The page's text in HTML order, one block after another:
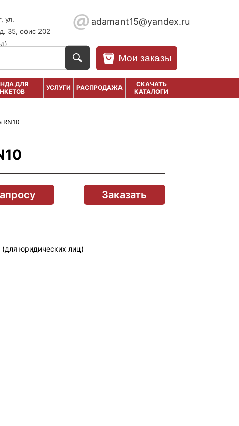
ул.
35, офис 202
adamant15@yandex.ru
Мои заказы
ДЛЯ
УСЛУГИ РАСПРОДАЖА
СКАЧАТЬ
КАТАЛОГИ
RN10
Заказать
юридических лиц)